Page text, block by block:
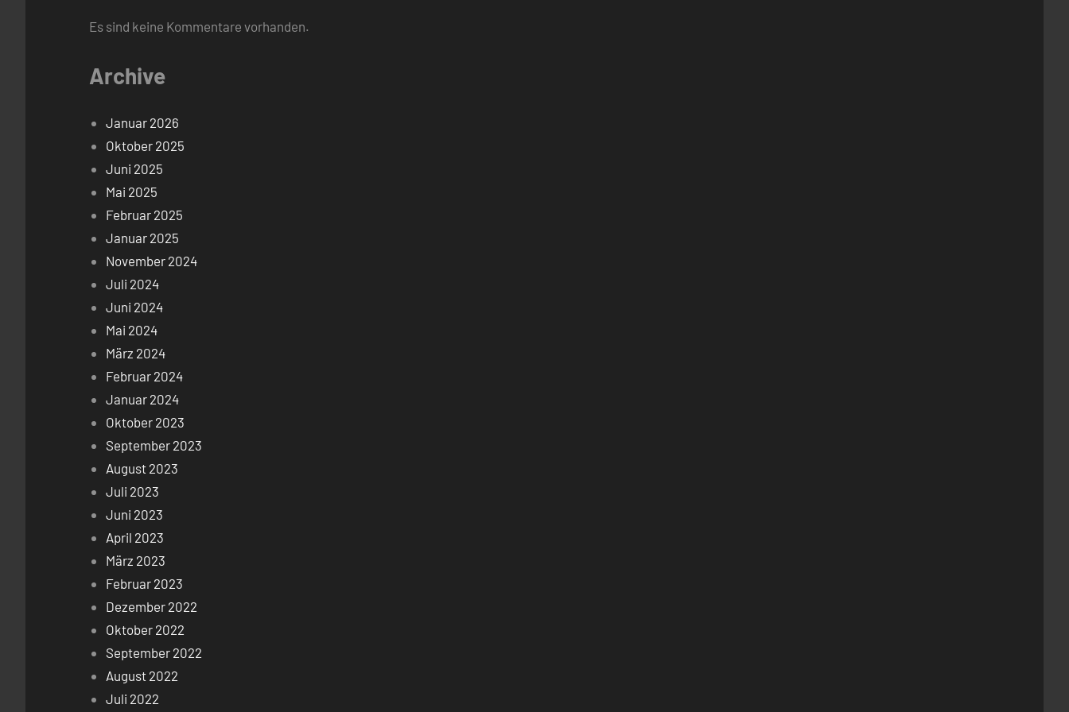
Es sind keine Kommentare vorhanden.
Archive
Januar 2026
Oktober 2025
Juni 2025
Mai 2025
Februar 2025
Januar 2025
November 2024
Juli 2024
Juni 2024
Mai 2024
März 2024
Februar 2024
Januar 2024
Oktober 2023
September 2023
August 2023
Juli 2023
Juni 2023
April 2023
März 2023
Februar 2023
Dezember 2022
Oktober 2022
September 2022
August 2022
Juli 2022